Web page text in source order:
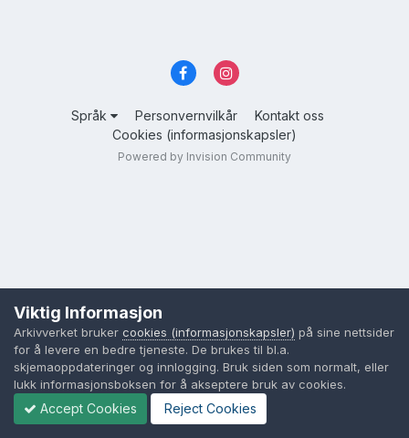
Språk Personvernvilkår
Kontakt oss
Cookies (informasjonskapsler)
Powered by Invision Community
Viktig Informasjon
Arkivverket bruker cookies (informasjonskapsler) på sine nettsider
for å levere en bedre tjeneste. De brukes til bl.a.
skjemaoppdateringer og innlogging. Bruk siden som normalt, eller
lukk informasjonsboksen for å akseptere bruk av cookies.
Accept Cookies Reject Cookies